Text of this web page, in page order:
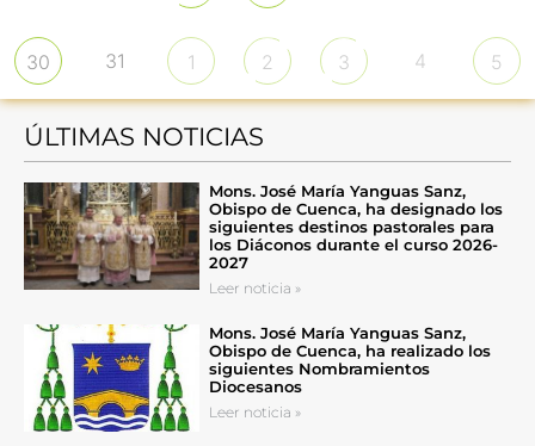
30 31 1 2 3 4 5
ÚLTIMAS NOTICIAS
Mons. José María Yanguas Sanz,
Obispo de Cuenca, ha designado los
siguientes destinos pastorales para
los Diáconos durante el curso 2026-
2027
Leer noticia »
Mons. José María Yanguas Sanz,
Obispo de Cuenca, ha realizado los
siguientes Nombramientos
Diocesanos
Leer noticia »